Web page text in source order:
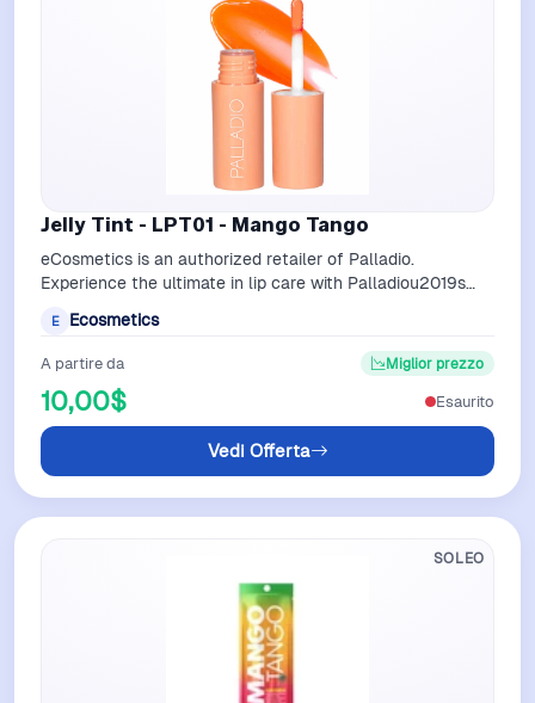
Jelly Tint - LPT01 - Mango Tango
eCosmetics is an authorized retailer of Palladio.
Experience the ultimate in lip care with Palladiou2019s
E Ecosmetics
A partire da
10,00$
Miglior prezzo
Vedi Offerta
Esaurito
SOLEO